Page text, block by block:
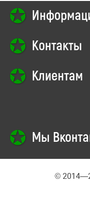
Контакты
Клиентам
Мы
©